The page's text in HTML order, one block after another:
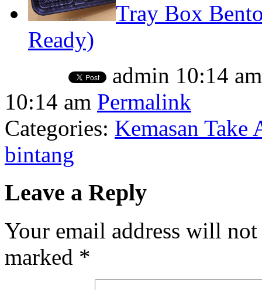
Tray Box
Ready)
admin 10:14 am
10:14 am Permalink
Categories: Kemasan
bintang
Leave a Reply
Your email address will
marked *